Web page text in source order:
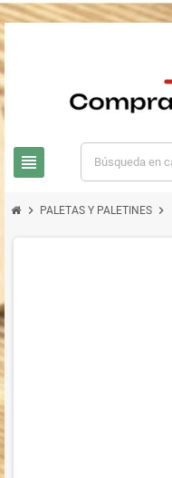
view_headline
chevron_right PALETAS Y PALETINES chevron_right